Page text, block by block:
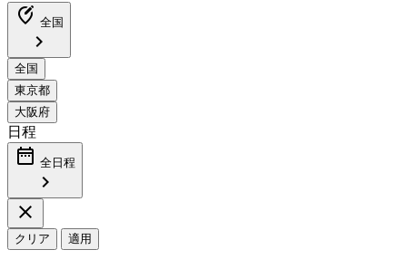
edit_location_alt 全国
chevron_right
日程
date_range 全日程
chevron_right
close
クリア 適用